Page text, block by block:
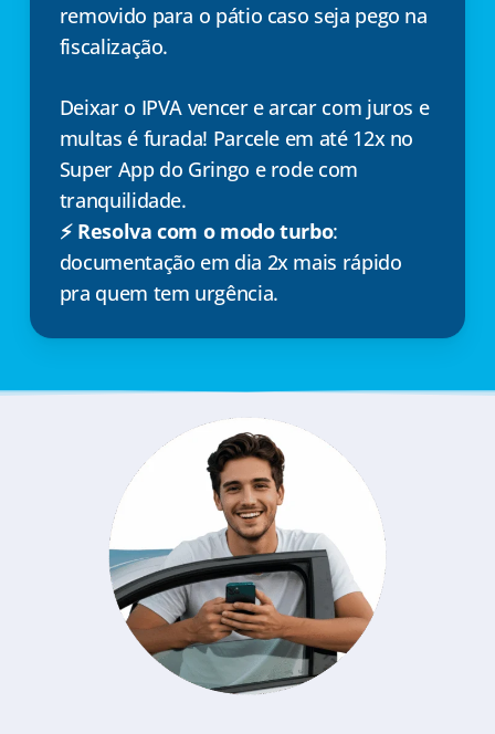
removido para o pátio caso seja pego na
fiscalização.
Deixar o IPVA vencer e arcar com juros e
multas é furada! Parcele em até 12x no
Super App do Gringo e rode com
tranquilidade.
⚡ Resolva com o modo turbo:
documentação em dia 2x mais rápido
pra quem tem urgência.